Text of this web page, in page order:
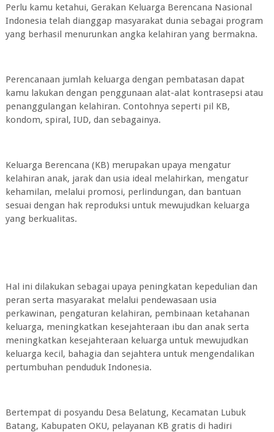
Perlu kamu ketahui, Gerakan Keluarga Berencana Nasional
Indonesia telah dianggap masyarakat dunia sebagai program
yang berhasil menurunkan angka kelahiran yang bermakna.
Perencanaan jumlah keluarga dengan pembatasan dapat
kamu lakukan dengan penggunaan alat-alat kontrasepsi atau
penanggulangan kelahiran. Contohnya seperti pil KB,
kondom, spiral, IUD, dan sebagainya.
Keluarga Berencana (KB) merupakan upaya mengatur
kelahiran anak, jarak dan usia ideal melahirkan, mengatur
kehamilan, melalui promosi, perlindungan, dan bantuan
sesuai dengan hak reproduksi untuk mewujudkan keluarga
yang berkualitas.
Hal ini dilakukan sebagai upaya peningkatan kepedulian dan
peran serta masyarakat melalui pendewasaan usia
perkawinan, pengaturan kelahiran, pembinaan ketahanan
keluarga, meningkatkan kesejahteraan ibu dan anak serta
meningkatkan kesejahteraan keluarga untuk mewujudkan
keluarga kecil, bahagia dan sejahtera untuk mengendalikan
pertumbuhan penduduk Indonesia.
Bertempat di posyandu Desa Belatung, Kecamatan Lubuk
Batang, Kabupaten OKU, pelayanan KB gratis di hadiri